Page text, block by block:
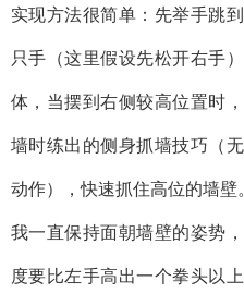
实现方法很简单：先举手跳
只手（这里假设先松开右手
体，当摆到右侧较高位置时
墙时练出的侧身抓墙技巧（
动作），快速抓住高位的墙壁
我一直保持面朝墙壁的姿势
度要比左手高出一个拳头以